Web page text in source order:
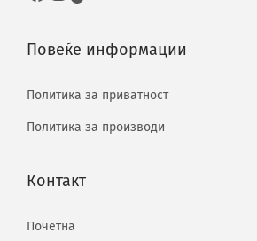
Повеќе информации
Политика за приватност
Политика за производи
Контакт
Почетна